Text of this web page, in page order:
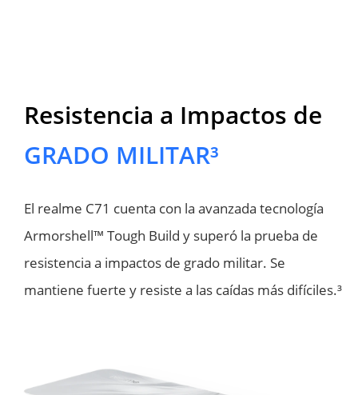
Resistencia a Impactos de
GRADO MILITAR³
El realme C71 cuenta con la avanzada tecnología
Armorshell™ Tough Build y superó la prueba de
resistencia a impactos de grado militar. Se
mantiene fuerte y resiste a las caídas más difíciles.³